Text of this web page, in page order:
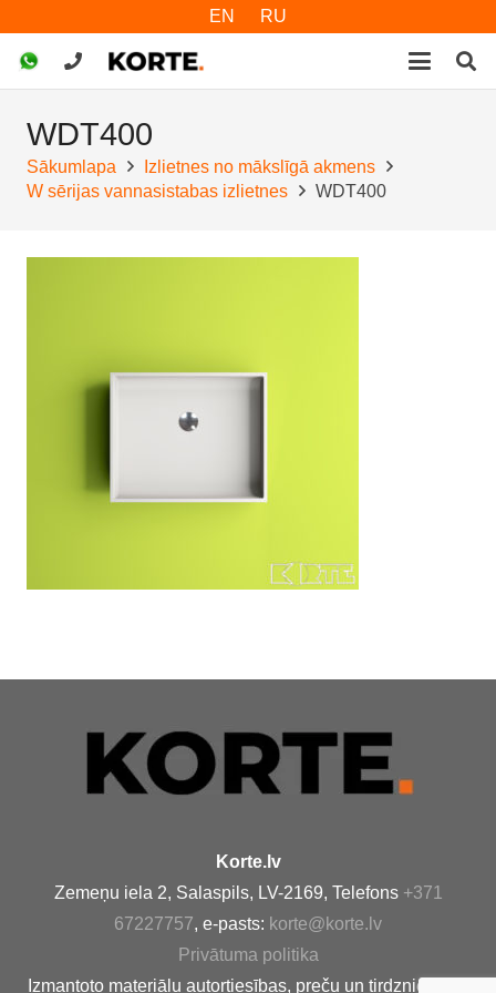
EN RU
WDT400
Sākumlapa
Izlietnes no mākslīgā akmens
W sērijas vannasistabas izlietnes
WDT400
Korte.lv
Zemeņu iela 2, Salaspils, LV-2169, Telefons +371
67227757, e-pasts: korte@korte.lv
Privātuma politika
Izmantoto materiālu autortiesības, preču un tirdzniecības